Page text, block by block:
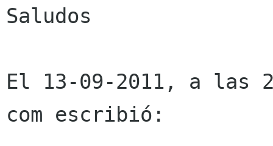
Saludos
El 13-09-2011, a las
com escribió: